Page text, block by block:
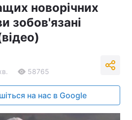
новорічних
зобов'язані
58765
на нас в Google